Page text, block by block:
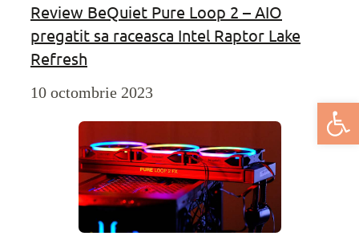
Deschide
Review BeQuiet Pure Loop 2 – AIO
pregatit sa raceasca Intel Raptor Lake
Refresh
10 octombrie 2023